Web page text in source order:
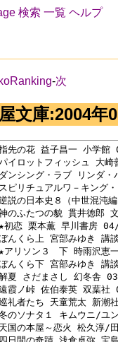
検索 一覧 ヘルプ
-次
文庫:2004年
先の花 益子昌一 小学
イロットフィッシュ 大
ンシング・ラブ リンダ
ピリチュアルワ－キン
説の日本史８（中世混
のふたつの貌 貫井徳郎
初恋 栗本薫 早川書房
んくら上 宮部みゆき
リソン３　下 時雨沢
んくら下 宮部みゆき
夏 さだまさし 幻冬舎
霞ノ峠 佐伯泰英 双葉
礼者たち 天童荒太 新
のソナタ１ キムウニ/ユ
国の本屋～恋火 松久淳